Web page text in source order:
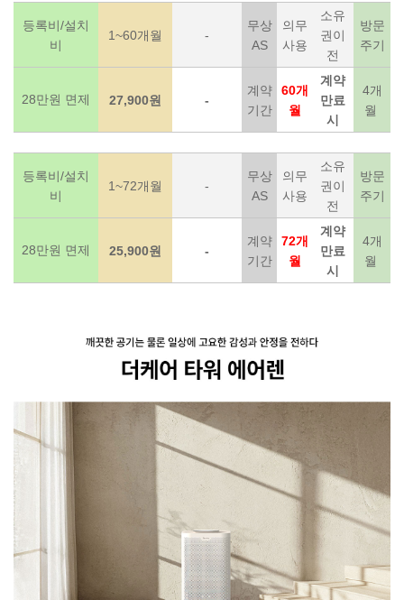
등록비/설치
비
1~60개월 -
무상
AS
의무
사용
소유
권이
전
방문
주기
28만원 면제 27,900원 -
계약
기간
60개
월
계약
만료
시
4개
월
등록비/설치
비
1~72개월 -
무상
AS
의무
사용
소유
권이
전
방문
주기
28만원 면제 25,900원 -
계약
기간
72개
월
계약
만료
시
4개
월